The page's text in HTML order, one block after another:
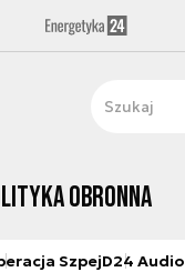
obronna
SzpejD24 Audio